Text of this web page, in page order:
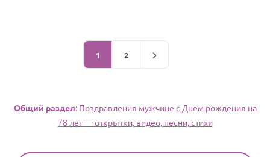
1 2
Общий раздел: Поздравления мужчине c Днем рождения на
78 лет — открытки, видео, песни, стихи